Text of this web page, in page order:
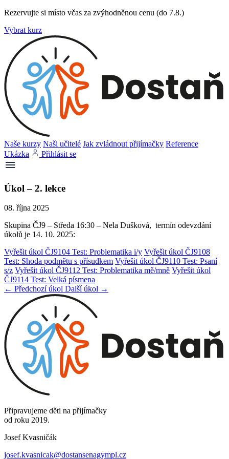
Rezervujte si místo včas za zvýhodněnou cenu (do 7.8.)
Vybrat kurz
Naše kurzy Naši učitelé Jak zvládnout přijímačky Reference
Ukázka
Přihlásit se
Úkol – 2. lekce
08. října 2025
Skupina ČJ9 – Středa 16:30 – Nela Dušková, termín odevzdání
úkolů je 14. 10. 2025:
Vyřešit úkol ČJ9104 Test: Problematika i/y Vyřešit úkol ČJ9108
Test: Shoda podmětu s přísudkem Vyřešit úkol ČJ9110 Test: Psaní
s/z Vyřešit úkol ČJ9112 Test: Problematika mě/mně Vyřešit úkol
ČJ9114 Test: Velká písmena
← Předchozí úkol Další úkol →
Připravujeme děti na přijímačky
od roku 2019.
Josef Kvasničák
josef.kvasnicak@dostansenagympl.cz